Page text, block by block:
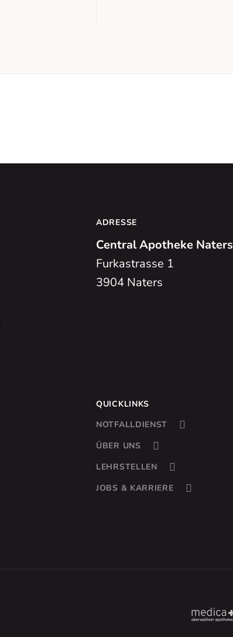
ADRESSE
Central Apotheke Naters
Furkastrasse 1
3904 Naters
QUICKLINKS
NOTFALLDIENST
ÜBER UNS
LEHRSTELLEN
JOBS & KARRIERE